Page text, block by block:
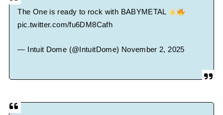
Powered by livedoor 相互RSS
The One is ready to rock with BABYMETAL
pic.twitter.com/fu6DM8Cafh
— Intuit Dome (@IntuitDome) November 2, 2025